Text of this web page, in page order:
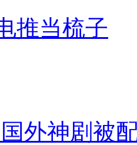
推当梳子
外神剧被